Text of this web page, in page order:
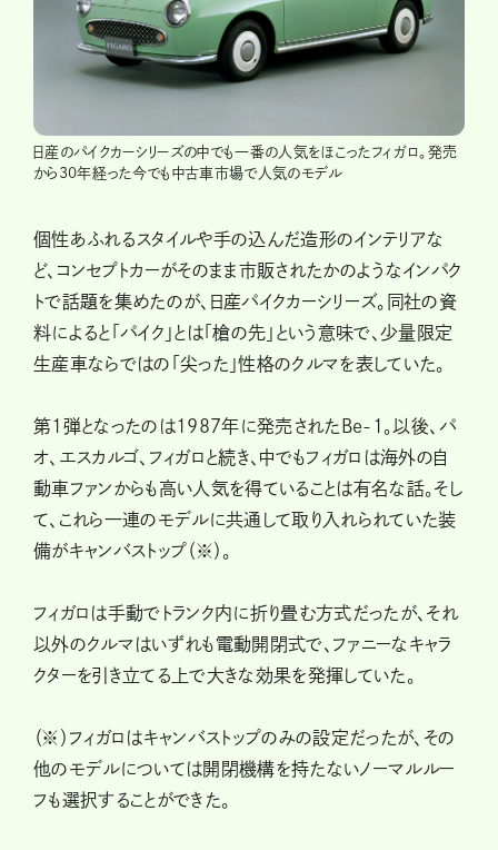
日産のパイクカーシリーズの中でも一番の人気をほこったフィガロ。発売
から30年経った今でも中古車市場で人気のモデル
個性あふれるスタイルや手の込んだ造形のインテリアな
ど、コンセプトカーがそのまま市販されたかのようなインパク
トで話題を集めたのが、日産パイクカーシリーズ。同社の資
料によると「パイク」とは「槍の先」という意味で、少量限定
生産車ならではの「尖った」性格のクルマを表していた。
第1弾となったのは1987年に発売されたBe-1。以後、パ
オ、エスカルゴ、フィガロと続き、中でもフィガロは海外の自
動車ファンからも高い人気を得ていることは有名な話。そし
て、これら一連のモデルに共通して取り入れられていた装
備がキャンバストップ（※）。
フィガロは手動でトランク内に折り畳む方式だったが、それ
以外のクルマはいずれも電動開閉式で、ファニーなキャラ
クターを引き立てる上で大きな効果を発揮していた。
（※）フィガロはキャンバストップのみの設定だったが、その
他のモデルについては開閉機構を持たないノーマルルー
フも選択することができた。